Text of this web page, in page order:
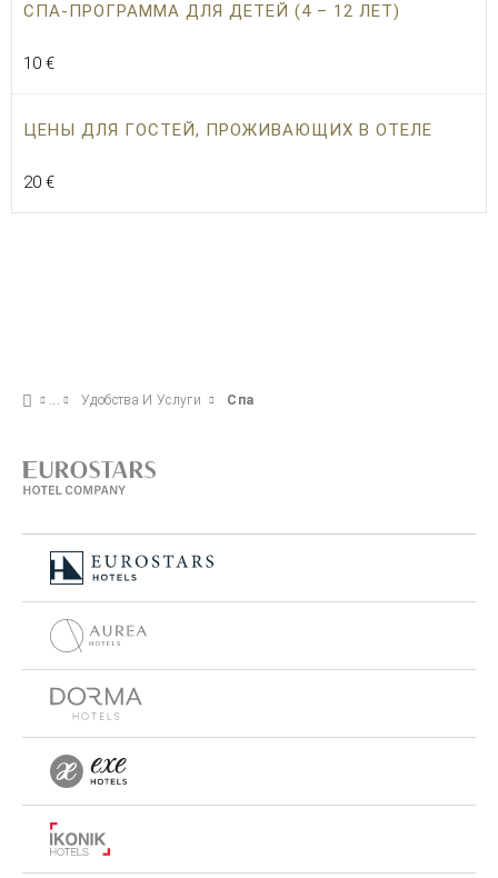
СПА-ПРОГРАММА ДЛЯ ДЕТЕЙ (4 – 12 ЛЕТ)
10 €
ЦЕНЫ ДЛЯ ГОСТЕЙ, ПРОЖИВАЮЩИХ В ОТЕЛЕ
20 €
Удобства И Услуги Спа